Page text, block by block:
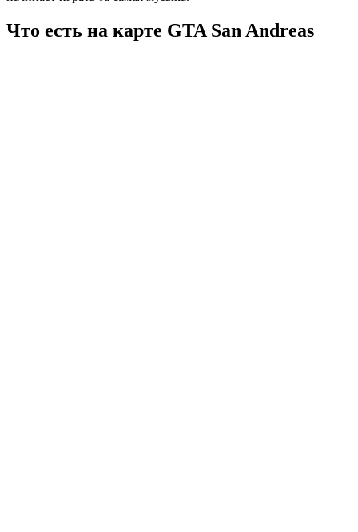
Что есть на карте GTA San Andreas